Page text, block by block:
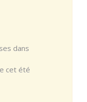
dans
cet été